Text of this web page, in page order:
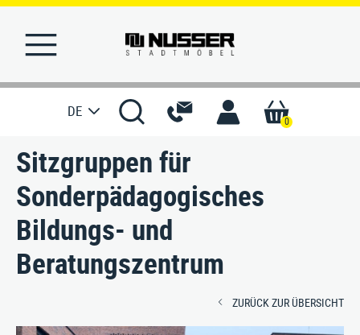
DE
0
STARTSEITE
MERKLISTE
REFERENZEN
SERVICE
Sitzgruppen für
Sonderpädagogisches
Bildungs- und
Beratungszentrum
ZURÜCK ZUR ÜBERSICHT